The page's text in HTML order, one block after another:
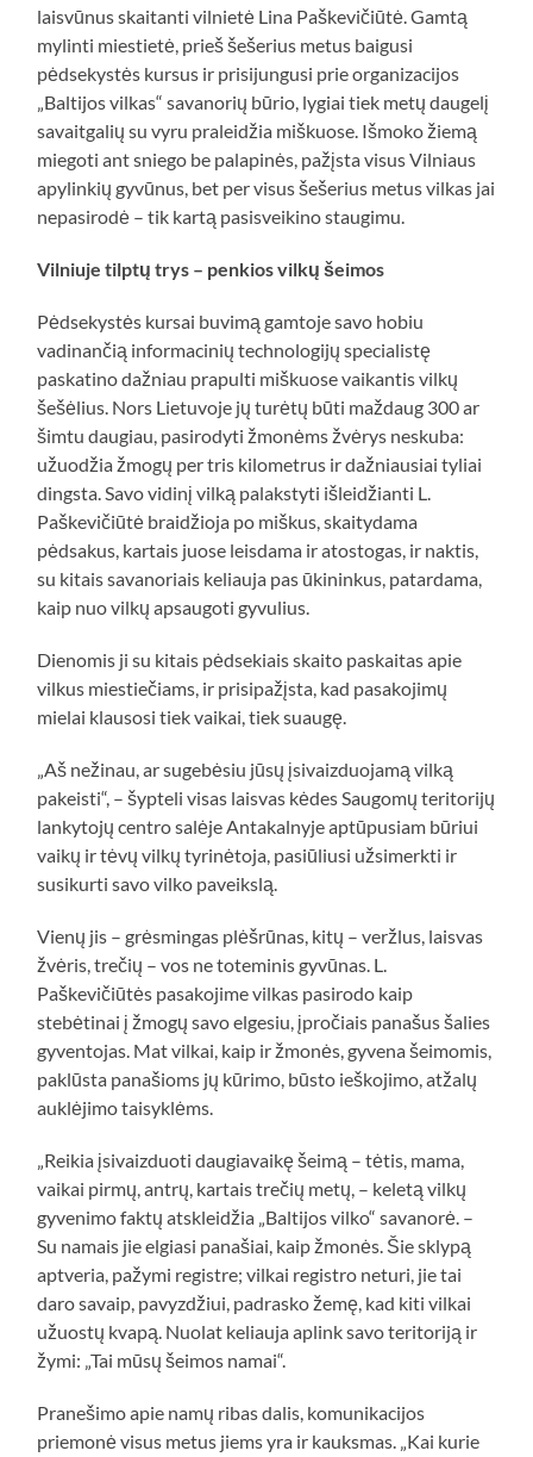
laisvūnus skaitanti vilnietė Lina Paškevičiūtė. Gamtą
mylinti miestietė, prieš šešerius metus baigusi
pėdsekystės kursus ir prisijungusi prie organizacijos
„Baltijos vilkas“ savanorių būrio, lygiai tiek metų daugelį
savaitgalių su vyru praleidžia miškuose. Išmoko žiemą
miegoti ant sniego be palapinės, pažįsta visus Vilniaus
apylinkių gyvūnus, bet per visus šešerius metus vilkas jai
nepasirodė – tik kartą pasisveikino staugimu.
Vilniuje tilptų trys – penkios vilkų šeimos
Pėdsekystės kursai buvimą gamtoje savo hobiu
vadinančią informacinių technologijų specialistę
paskatino dažniau prapulti miškuose vaikantis vilkų
šešėlius. Nors Lietuvoje jų turėtų būti maždaug 300 ar
šimtu daugiau, pasirodyti žmonėms žvėrys neskuba:
užuodžia žmogų per tris kilometrus ir dažniausiai tyliai
dingsta. Savo vidinį vilką palakstyti išleidžianti L.
Paškevičiūtė braidžioja po miškus, skaitydama
pėdsakus, kartais juose leisdama ir atostogas, ir naktis,
su kitais savanoriais keliauja pas ūkininkus, patardama,
kaip nuo vilkų apsaugoti gyvulius.
Dienomis ji su kitais pėdsekiais skaito paskaitas apie
vilkus miestiečiams, ir prisipažįsta, kad pasakojimų
mielai klausosi tiek vaikai, tiek suaugę.
„Aš nežinau, ar sugebėsiu jūsų įsivaizduojamą vilką
pakeisti“, – šypteli visas laisvas kėdes Saugomų teritorijų
lankytojų centro salėje Antakalnyje aptūpusiam būriui
vaikų ir tėvų vilkų tyrinėtoja, pasiūliusi užsimerkti ir
susikurti savo vilko paveikslą.
Vienų jis – grėsmingas plėšrūnas, kitų – veržlus, laisvas
žvėris, trečių – vos ne toteminis gyvūnas. L.
Paškevičiūtės pasakojime vilkas pasirodo kaip
stebėtinai į žmogų savo elgesiu, įpročiais panašus šalies
gyventojas. Mat vilkai, kaip ir žmonės, gyvena šeimomis,
paklūsta panašioms jų kūrimo, būsto ieškojimo, atžalų
auklėjimo taisyklėms.
„Reikia įsivaizduoti daugiavaikę šeimą – tėtis, mama,
vaikai pirmų, antrų, kartais trečių metų, – keletą vilkų
gyvenimo faktų atskleidžia „Baltijos vilko“ savanorė. –
Su namais jie elgiasi panašiai, kaip žmonės. Šie sklypą
aptveria, pažymi registre; vilkai registro neturi, jie tai
daro savaip, pavyzdžiui, padrasko žemę, kad kiti vilkai
užuostų kvapą. Nuolat keliauja aplink savo teritoriją ir
žymi: „Tai mūsų šeimos namai“.
Pranešimo apie namų ribas dalis, komunikacijos
priemonė visus metus jiems yra ir kauksmas. „Kai kurie